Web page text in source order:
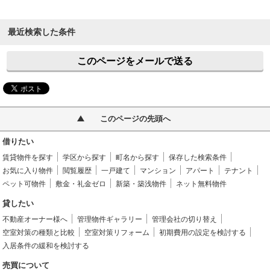
最近検索した条件
このページをメールで送る
このページの先頭へ
借りたい
賃貸物件を探す 学区から探す 町名から探す
保存した検索条件
お気に入り物件
閲覧履歴 一戸建て マンション アパート
テナント
ペット可物件
敷金・礼金ゼロ 新築・築浅物件 ネット無料物件
貸したい
不動産オーナー様へ 管理物件ギャラリー
管理会社の切り替え
空室対策の種類と比較
空室対策リフォーム
初期費用の設定を検討する
入居条件の緩和を検討する
売買について